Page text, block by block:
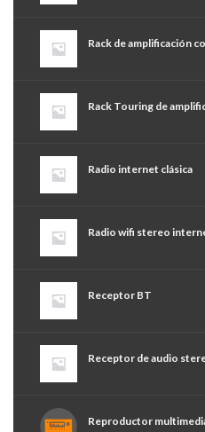
Rack de amplificación
Rack Touring de
Radio internet clásica
Radio wifi stereo
Receptor BT
Receptor de audio
Reproductor